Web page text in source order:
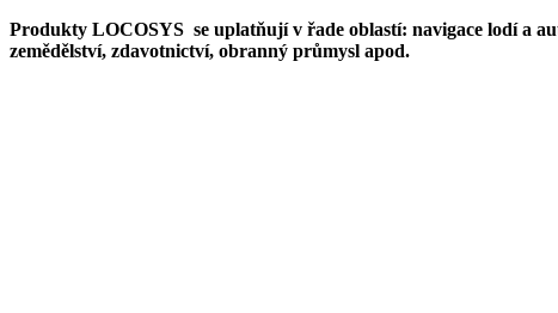
Produkty LOCOSYS se uplatňují v řade oblastí: navigace lodí a
zemědělství, zdavotnictví, obranný průmysl apod.